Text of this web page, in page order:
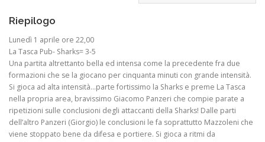
Riepilogo
Lunedì 1 aprile ore 22,00
La Tasca Pub- Sharks= 3-5
Una partita altrettanto bella ed intensa come la precedente fra due
formazioni che se la giocano per cinquanta minuti con grande intensità.
Si gioca ad alta intensità…parte fortissimo la Sharks e preme La Tasca
nella propria area, bravissimo Giacomo Panzeri che compie parate a
ripetizioni sulle conclusioni degli attaccanti della Sharks! Dalle parti
dell’altro Panzeri (Giorgio) le conclusioni le fa soprattutto Mazzoleni che
viene stoppato bene da difesa e portiere. Si gioca a ritmi da